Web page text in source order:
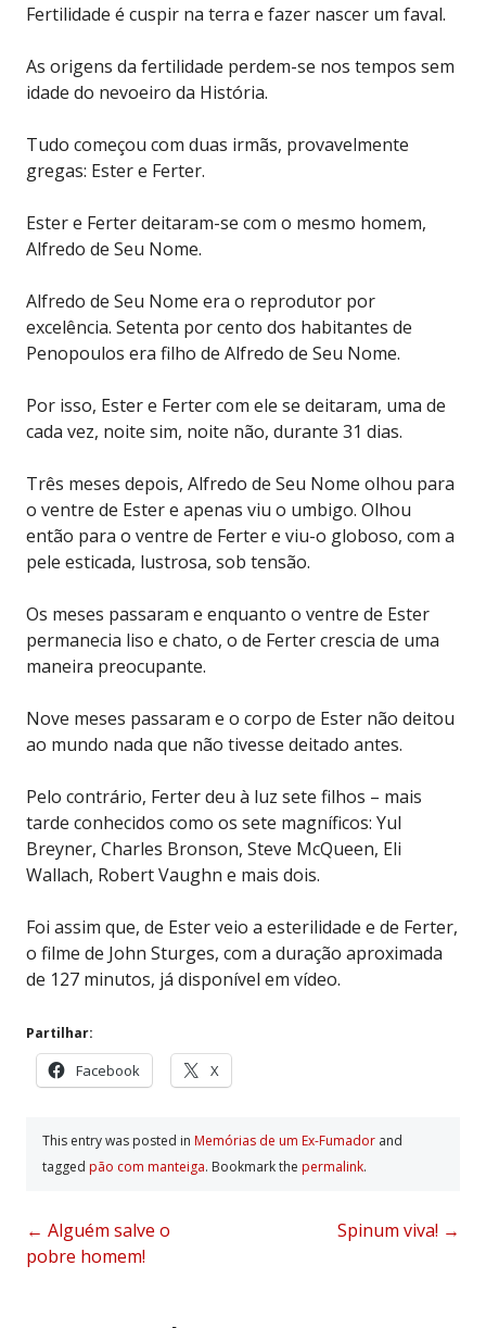
Fertilidade é cuspir na terra e fazer nascer um faval.
As origens da fertilidade perdem-se nos tempos sem
idade do nevoeiro da História.
Tudo começou com duas irmãs, provavelmente
gregas: Ester e Ferter.
Ester e Ferter deitaram-se com o mesmo homem,
Alfredo de Seu Nome.
Alfredo de Seu Nome era o reprodutor por
excelência. Setenta por cento dos habitantes de
Penopoulos era filho de Alfredo de Seu Nome.
Por isso, Ester e Ferter com ele se deitaram, uma de
cada vez, noite sim, noite não, durante 31 dias.
Três meses depois, Alfredo de Seu Nome olhou para
o ventre de Ester e apenas viu o umbigo. Olhou
então para o ventre de Ferter e viu-o globoso, com a
pele esticada, lustrosa, sob tensão.
Os meses passaram e enquanto o ventre de Ester
permanecia liso e chato, o de Ferter crescia de uma
maneira preocupante.
Nove meses passaram e o corpo de Ester não deitou
ao mundo nada que não tivesse deitado antes.
Pelo contrário, Ferter deu à luz sete filhos – mais
tarde conhecidos como os sete magníficos: Yul
Breyner, Charles Bronson, Steve McQueen, Eli
Wallach, Robert Vaughn e mais dois.
Foi assim que, de Ester veio a esterilidade e de Ferter,
o filme de John Sturges, com a duração aproximada
de 127 minutos, já disponível em vídeo.
Partilhar:
Facebook X
This entry was posted in Memórias de um Ex-Fumador and
tagged pão com manteiga. Bookmark the permalink.
Post
navigation
← Alguém salve o
pobre homem!
Spinum viva! →